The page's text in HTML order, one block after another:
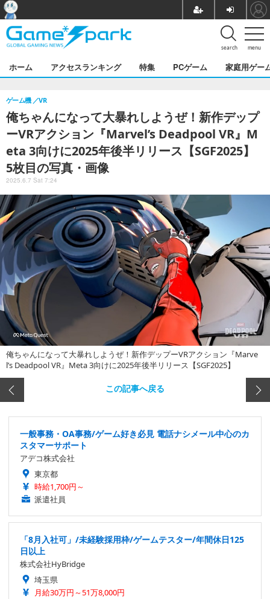
menu
search
ホーム アクセスランキング 特集 PCゲーム 家庭用ゲー
俺ちゃんになって大暴れしようぜ！新作デップ
ーVRアクション『Marvel’s Deadpool VR』M
eta 3向けに2025年後半リリース【SGF2025】
5枚目の写真・画像
ゲーム機 VR
2025.6.7 Sat 7:24
俺ちゃんになって大暴れしようぜ！新作デップーVRアクション『Marve
l’s Deadpool VR』Meta 3向けに2025年後半リリース【SGF2025】
この記事へ戻る
一般事務・OA事務/ゲーム好き必見 電話ナシメール中心のカ
スタマーサポート
アデコ株式会社
東京都
時給1,700円～
派遣社員
「8月入社可」/未経験採用枠/ゲームテスター/年間休日125
日以上
株式会社HyBridge
埼玉県
月給30万円～51万8,000円